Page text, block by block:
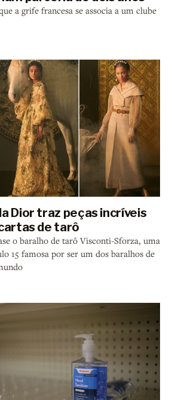
a grife francesa se associa a um clube
Dior traz peças incríveis
de tarô
o baralho de tarô Visconti-Sforza, uma
15 famosa por ser um dos baralhos de